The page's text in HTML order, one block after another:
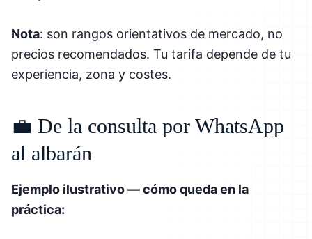
Nota: son rangos orientativos de mercado, no
precios recomendados. Tu tarifa depende de tu
experiencia, zona y costes.
💼 De la consulta por WhatsApp
al albarán
Ejemplo ilustrativo — cómo queda en la
práctica: